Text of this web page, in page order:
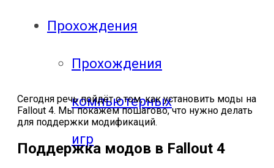
Прохождения
Прохождения
компьютерных
игр
Сегодня речь пойдёт о том, как установить моды на
Fallout 4. Мы покажем пошагово, что нужно делать
для поддержки модификаций.
Поддержка модов в Fallout 4